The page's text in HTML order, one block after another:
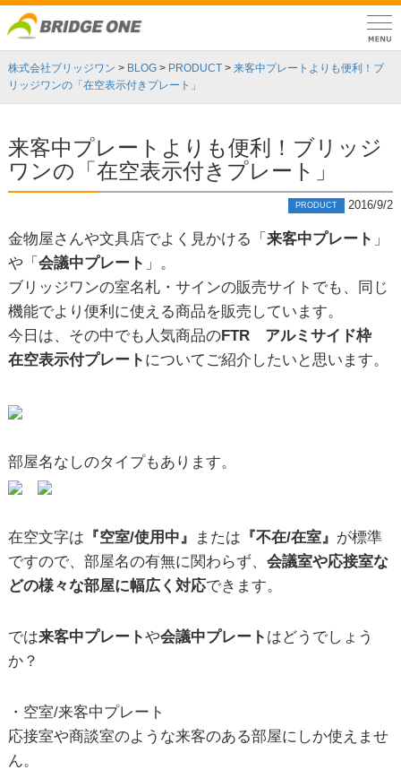
株式会社ブリッジワン > BLOG > PRODUCT > 来客中プレートよりも便利！ブ
リッジワンの「在空表示付きプレート」
来客中プレートよりも便利！ブリッジ
ワンの「在空表示付きプレート」
PRODUCT 2016/9/2
金物屋さんや文具店でよく見かける「 来客中プレート 」
や「 会議中プレート 」。
ブリッジワンの室名札・サインの販売サイトでも、同じ
機能でより便利に使える商品を販売しています。
今日は、その中でも人気商品のFTR アルミサイド枠
在空表示付プレート についてご紹介したいと思います。
部屋名なしのタイプもあります。
在空文字は 『空室/使用中』 または 『不在/在室』 が標準
ですので、部屋名の有無に関わらず、 会議室や応接室な
どの様々な部屋に幅広く対応できます。
では来客中プレートや会議中プレート はどうでしょう
か？
・空室/来客中プレート
応接室や商談室のような来客のある部屋にしか使えませ
ん。